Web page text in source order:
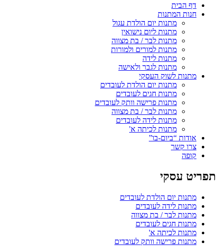
דף הבית
חנות המתנות
מתנות יום הולדת עגול
מתנות ליום נישואין
מתנות לבר / בת מצווה
מתנות למורים ולמורות
מתנות לידה
מתנות לגבר ולאישה
מתנות לשוק העסקי
מתנות יום הולדת לעובדים
מתנות חגים לעובדים
מתנות פרישה וותק לעובדים
מתנות לבר / בת מצווה
מתנות לידה לעובדים
מתנות לכיתה א'
אודות “ביום-בו”
צרו קשר
קופה
תפריט עסקי
מתנות יום הולדת לעובדים
מתנות לידה לעובדים
מתנות לבר / בת מצווה
מתנות חגים לעובדים
מתנות לכיתה א'
מתנות פרישה וותק לעובדים